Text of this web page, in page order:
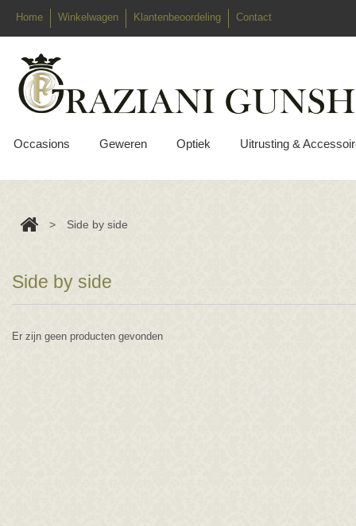
Home Winkelwagen Klantenbeoordeling Contact
Occasions Geweren Optiek Uitrusting &
> Side by side
Side by side
Er zijn geen producten gevonden